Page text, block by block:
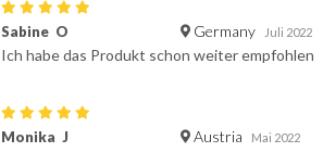
Sabine O Germany Juli 2022
Ich habe das Produkt schon weiter empfohlen
Monika J Austria Mai 2022